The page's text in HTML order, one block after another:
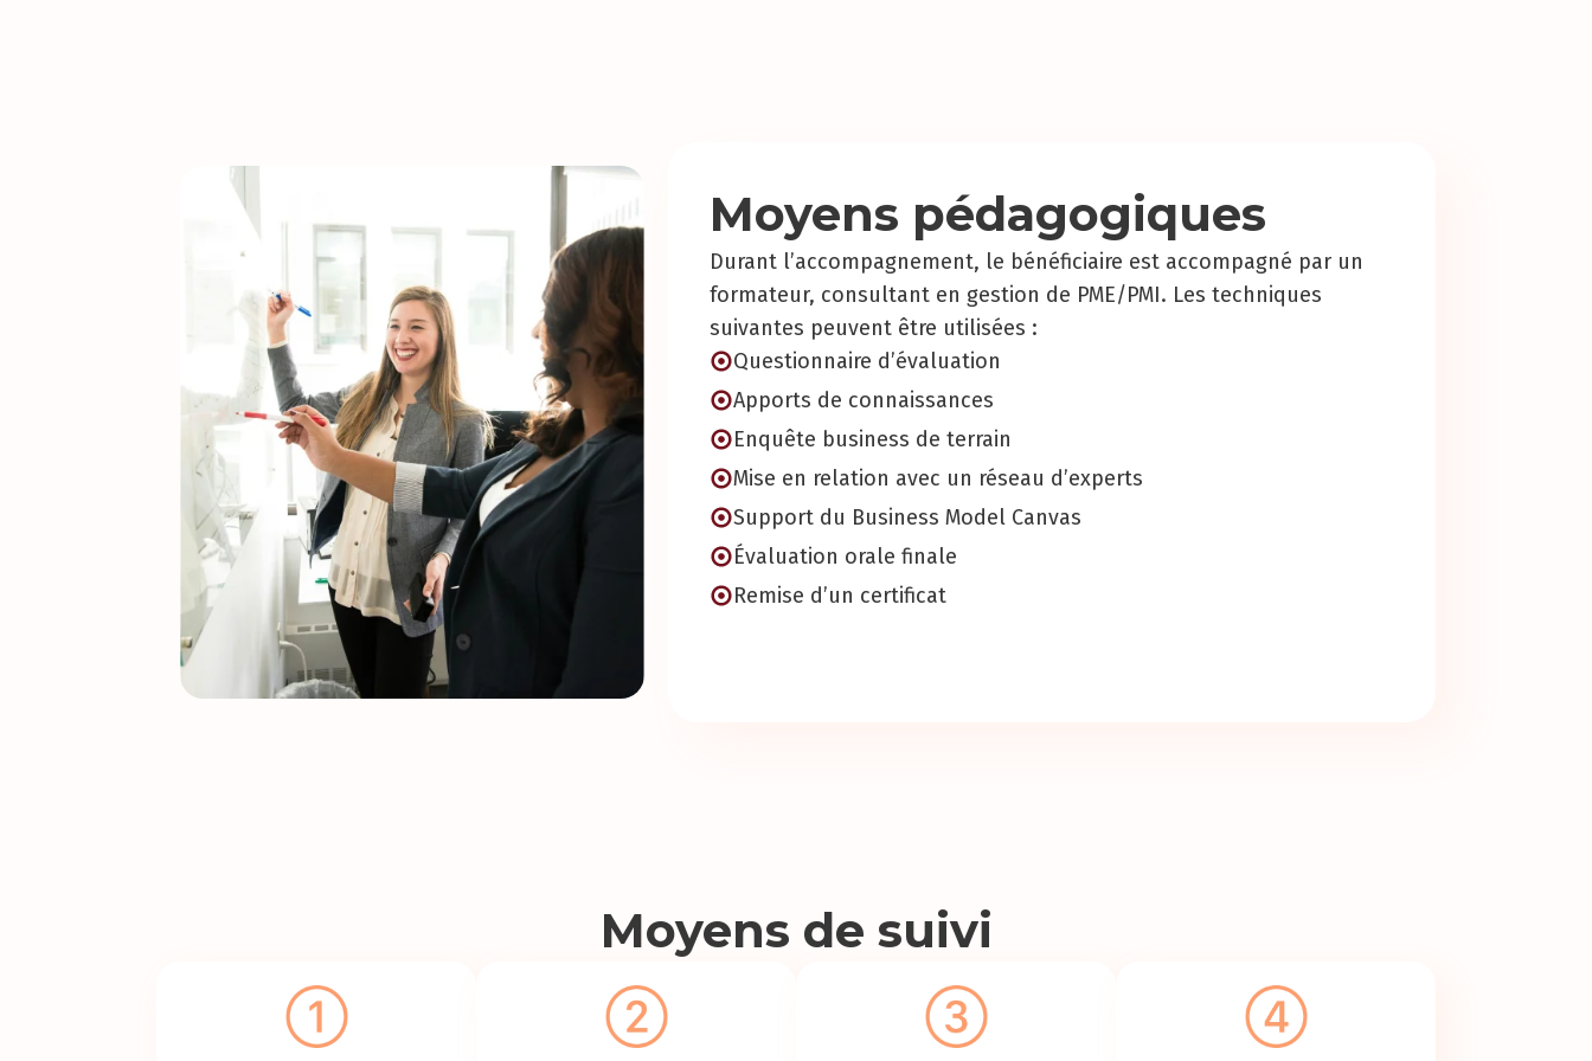
Moyens pédagogiques
Durant l’accompagnement, le bénéficiaire est accompagné par un
formateur, consultant en gestion de PME/PMI. Les techniques
suivantes peuvent être utilisées :
Questionnaire d’évaluation
Apports de connaissances
Enquête business de terrain
Mise en relation avec un réseau d’experts
Support du Business Model Canvas
Évaluation orale finale
Remise d’un certificat
Moyens de suivi